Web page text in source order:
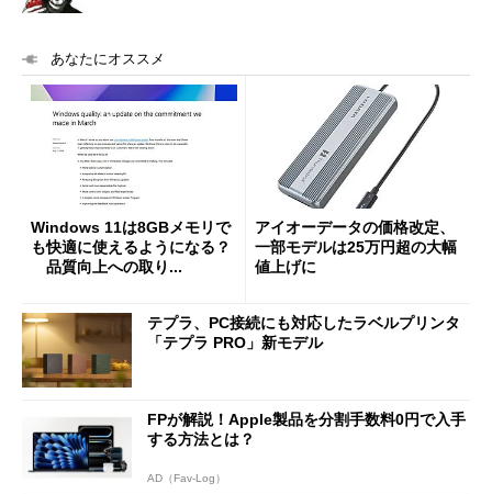
あなたにオススメ
Windows 11は8GBメモリで
も快適に使えるようになる？
品質向上への取り...
アイオーデータの価格改定、
一部モデルは25万円超の大幅
値上げに
テプラ、PC接続にも対応したラベルプリンタ
「テプラ PRO」新モデル
FPが解説！Apple製品を分割手数料0円で入手
する方法とは？
AD（Fav-Log）